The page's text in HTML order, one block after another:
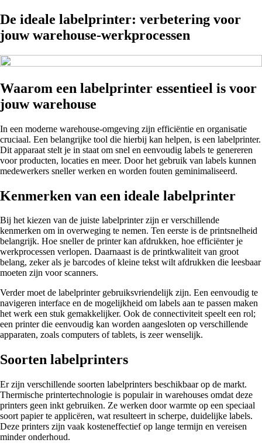
De ideale labelprinter: verbetering voor
jouw warehouse-werkprocessen
Waarom een labelprinter essentieel is voor
jouw warehouse
In een moderne warehouse-omgeving zijn efficiëntie en organisatie
cruciaal. Een belangrijke tool die hierbij kan helpen, is een labelprinter.
Dit apparaat stelt je in staat om snel en eenvoudig labels te genereren
voor producten, locaties en meer. Door het gebruik van labels kunnen
medewerkers sneller werken en worden fouten geminimaliseerd.
Kenmerken van een ideale labelprinter
Bij het kiezen van de juiste labelprinter zijn er verschillende
kenmerken om in overweging te nemen. Ten eerste is de printsnelheid
belangrijk. Hoe sneller de printer kan afdrukken, hoe efficiënter je
werkprocessen verlopen. Daarnaast is de printkwaliteit van groot
belang, zeker als je barcodes of kleine tekst wilt afdrukken die leesbaar
moeten zijn voor scanners.
Verder moet de labelprinter gebruiksvriendelijk zijn. Een eenvoudig te
navigeren interface en de mogelijkheid om labels aan te passen maken
het werk een stuk gemakkelijker. Ook de connectiviteit speelt een rol;
een printer die eenvoudig kan worden aangesloten op verschillende
apparaten, zoals computers of tablets, is zeer wenselijk.
Soorten labelprinters
Er zijn verschillende soorten labelprinters beschikbaar op de markt.
Thermische printertechnologie is populair in warehouses omdat deze
printers geen inkt gebruiken. Ze werken door warmte op een speciaal
soort papier te applicëren, wat resulteert in scherpe, duidelijke labels.
Deze printers zijn vaak kosteneffectief op lange termijn en vereisen
minder onderhoud.